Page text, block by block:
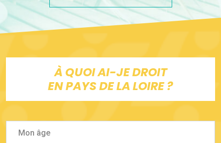
À QUOI AI-JE DROIT
EN PAYS DE LA LOIRE ?